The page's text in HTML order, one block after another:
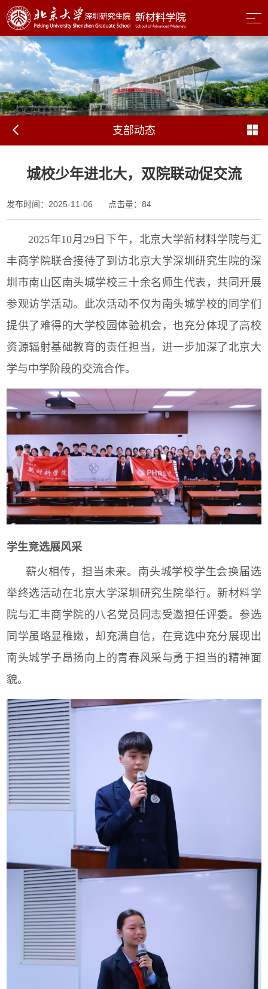
支部动态
城校少年进北大，双院联动促交流
发布时间：2025-11-06 点击量：84
2025年10月 29日下午，北京大学新材料学院与汇
丰商学院联合接待了到访北京大学深圳研究生院的深
圳市南山区南头城学校三十余名师生代表，共同开展
参观访学活动。此次活动不仅为南头城学校的同学们
提供了难得的大学校园体验机会，也充分体现了高校
资源辐射基础教育的责任担当，进一步加深了北京大
学与中学阶段的交流合作。
学生竞选展风采
薪火相传，担当未来。南头城学校学生会换届选
举终选活动在北京大学深圳研究生院举行。新材料学
院与汇丰商学院的八名党员同志受邀担任评委。参选
同学虽略显稚嫩，却充满自信，在竞选中充分展现出
南头城学子昂扬向上的青春风采与勇于担当的精神面
貌。